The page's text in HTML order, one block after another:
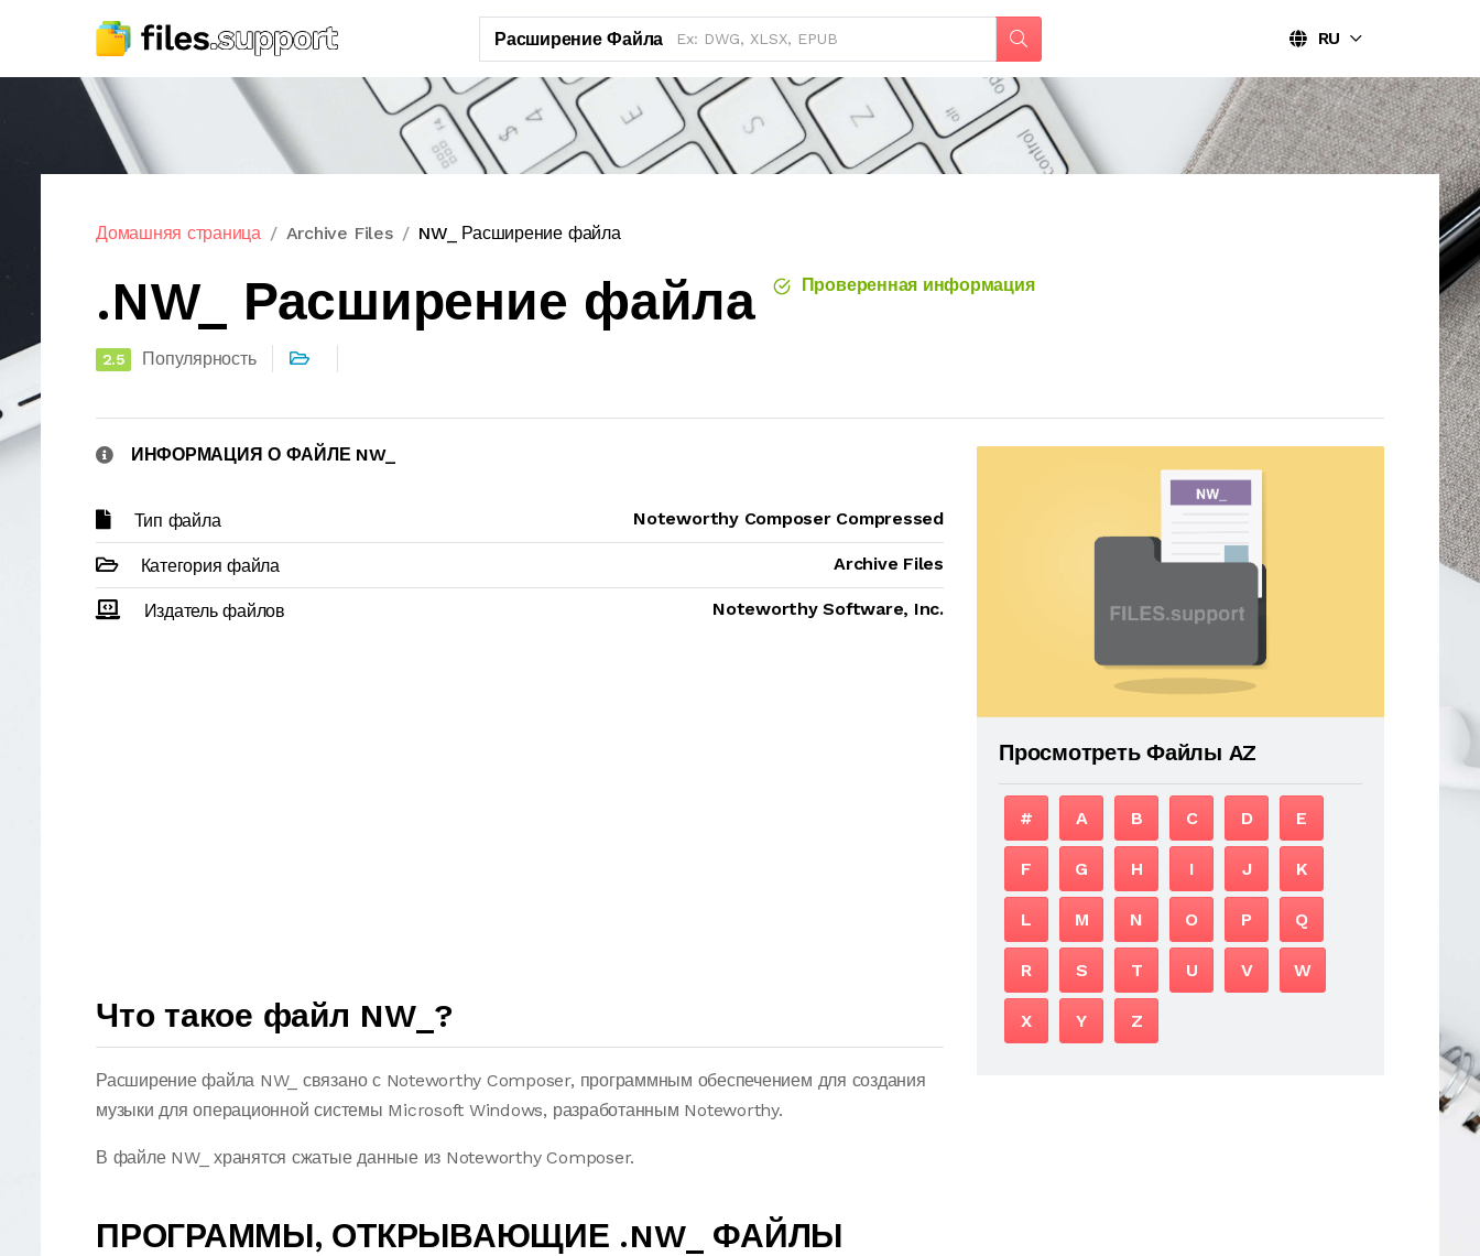
Расширение Файла RU
Домашняя страница Archive Files NW_ Расширение файла
.NW_ Расширение файла Проверенная информация
2.5 Популярность
ИНФОРМАЦИЯ О ФАЙЛЕ NW_
Тип файла Noteworthy Composer Compressed
Категория файла Archive Files
Издатель файлов Noteworthy Software, Inc.
Что такое файл NW_?
Расширение файла NW_ связано с Noteworthy Composer, программным обеспечением для создания
музыки для операционной системы Microsoft Windows, разработанным Noteworthy.
В файле NW_ хранятся сжатые данные из Noteworthy Composer.
ПРОГРАММЫ, ОТКРЫВАЮЩИЕ .NW_ ФАЙЛЫ
Просмотреть Файлы AZ
# A B C D E
F G H I J K
L M N O P Q
R S T U V W
X Y Z